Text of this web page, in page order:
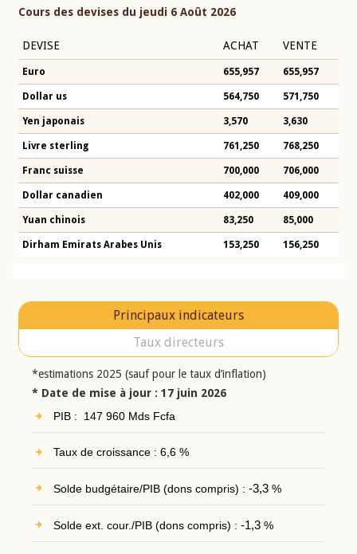
Cours des devises du jeudi 6 Août 2026
DEVISE ACHAT VENTE
Euro 655,957 655,957
Dollar us 564,750 571,750
Yen japonais 3,570 3,630
Livre sterling 761,250 768,250
Franc suisse 700,000 706,000
Dollar canadien 402,000 409,000
Yuan chinois 83,250 85,000
Dirham Emirats Arabes Unis 153,250 156,250
Principaux indicateurs
Taux directeurs
*estimations 2025 (sauf pour le taux d’inflation)
* Date de mise à jour : 17 juin 2026
PIB : 147 960 Mds Fcfa
Taux de croissance : 6,6 %
Solde budgétaire/PIB (dons compris) : -3,3%
Solde ext. cour./PIB (dons compris) : -1,3%